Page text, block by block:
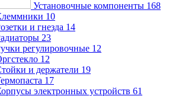
Установочные компоненты 168
10
и гнезда 14
23
регулировочные 12
12
и держатели 19
17
электронных устройств 61